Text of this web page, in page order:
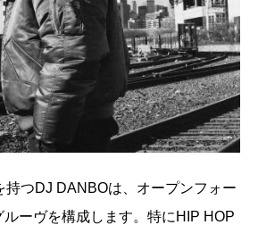
持つDJ DANBOは、オープンフォー
ーヴを構成します。特にHIP HOP